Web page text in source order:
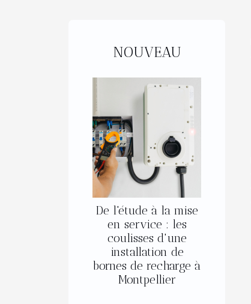
NOUVEAU
De l'étude à la mise
en service : les
coulisses d'une
installation de
bornes de recharge à
Montpellier